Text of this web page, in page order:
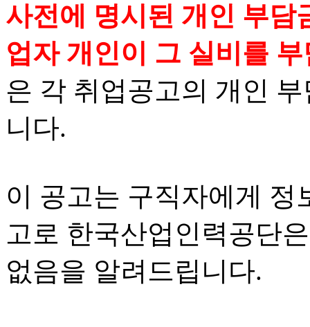
사전에 명시된 개인 부담
업자 개인이 그 실비를
은 각 취업공고의 개인
니다.
이 공고는 구직자에게
고로 한국산업인력공단
없음을 알려드립니다.